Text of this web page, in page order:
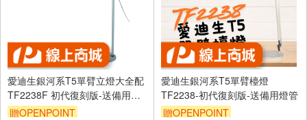
愛迪生銀河系T5單臂立燈大全配
TF2238F 初代復刻版-送備用燈
管-落地燈 座立夾三用
贈OPENPOINT
愛迪生銀河系T5單臂檯燈
TF2238-初代復刻版-送備用燈管
贈OPENPOINT